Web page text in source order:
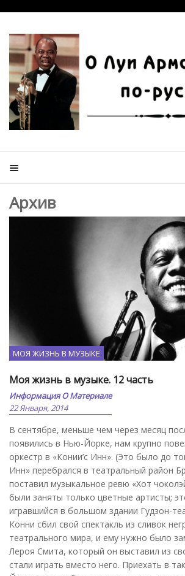
Архив
МОЯ ЖИЗНЬ В МУЗЫКЕ
Моя жизнь в музыке. 12 часть
Информация О Материале
22 Января, 2014
В сентябре, меньше чем через месяц
появились в Нью-Йорке, нам крупно
оркестр в «Конии’с Инн». (Это было до
Инн» перебрался в театральный район
поставил музыкальное ревю «Хот
были заняты только цветные артисты;
игравшийся в большом здании Гудзон-
Конни сбил свой спектакль из сливок
театрального мира, и ему нужно было
Лероя Смита, который он выставил из
стали играть вместо него. Приехать в